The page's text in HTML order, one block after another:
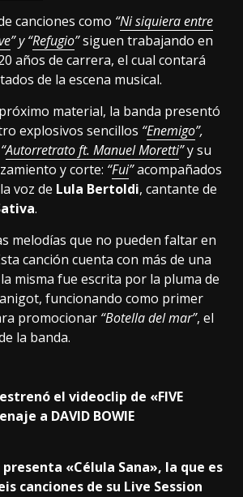
canciones como “Ni siquiera entre
” y “Refugio”siguen trabajando en
años de carrera, el cual contará
de la escena musical.
material, la banda presentó
explosivos sencillos “Enemigo”,
Autorretrato ft. Manuel Moretti”y su
y corte: “Fui”acompañados
voz de Lula Bertoldi, cantante de
.
melodías que no pueden faltar en
canción cuenta con más de una
misma fue escrita por la pluma de
funcionando como primer
promocionar “Botella del mar”, el
la banda.
estrenó el videoclip de «FIVE
a DAVID BOWIE
presenta «Célula Sana», la que es
canciones de su Live Session